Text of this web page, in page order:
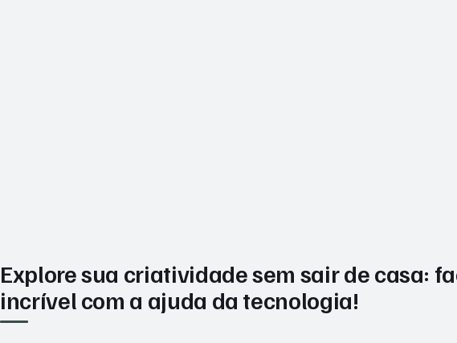
Explore sua criatividade sem sair de casa:
incrível com a ajuda da tecnologia!